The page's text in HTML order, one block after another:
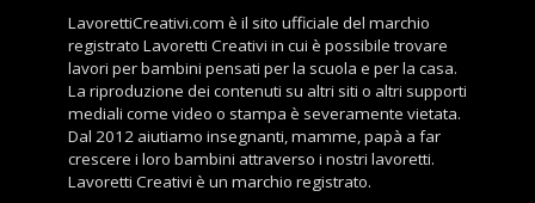
LavorettiCreativi.com è il sito ufficiale del marchio
registrato Lavoretti Creativi in cui è possibile trovare
lavori per bambini pensati per la scuola e per la casa.
La riproduzione dei contenuti su altri siti o altri supporti
mediali come video o stampa è severamente vietata.
Dal 2012 aiutiamo insegnanti, mamme, papà a far
crescere i loro bambini attraverso i nostri lavoretti.
Lavoretti Creativi è un marchio registrato.